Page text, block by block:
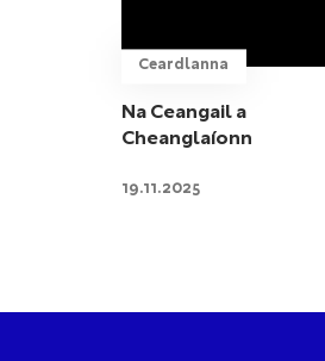
Ceardlanna
Na Ceangail a
Cheanglaíonn
19.11.2025